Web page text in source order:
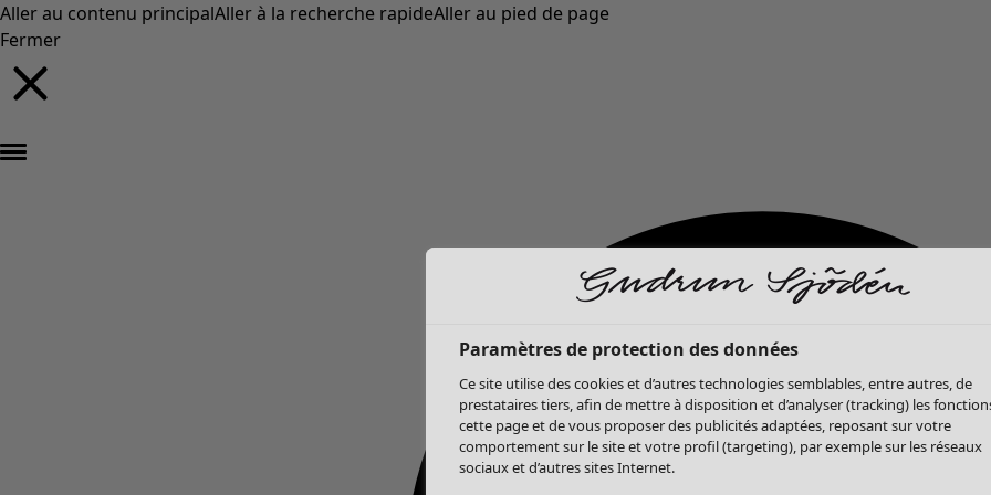
Aller au contenu principalAller à la recherche rapideAller au pied de page
Fermer
Paramètres de protection des données
Ce site utilise des cookies et d’autres technologies semblables, entre autres, de
prestataires tiers, afin de mettre à disposition et d’analyser (tracking) les
cette page et de vous proposer des publicités adaptées, reposant sur votre
comportement sur le site et votre profil (targeting), par exemple sur les réseaux
sociaux et d’autres sites Internet.